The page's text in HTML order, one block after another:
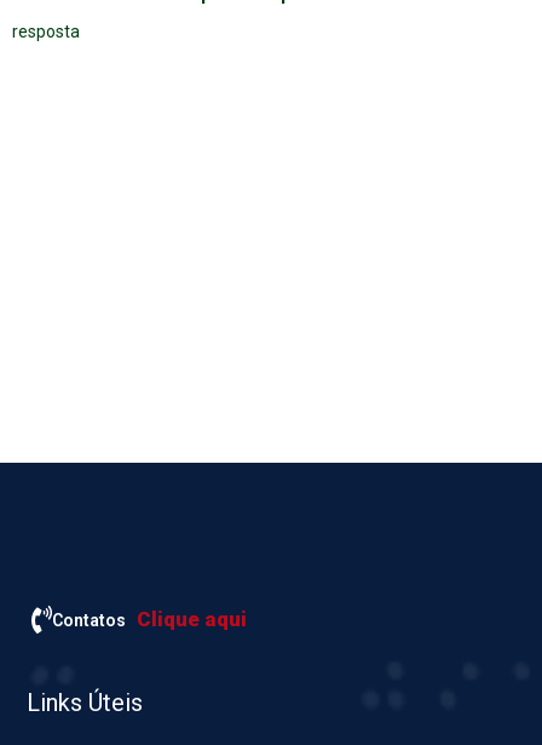
resposta
Contatos Clique aqui
Links Úteis